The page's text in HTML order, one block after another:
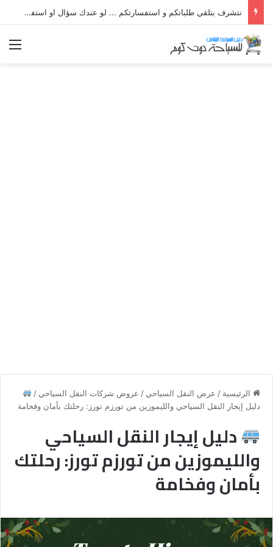
نتشرف بتلقي طلباتكم و استفسارتكم ... لو عندك سؤال او استفسار ماتدرددش فى طلب المساعدة
الرئيسية / عرض النقل السياحي / عروض شركات النقل السياحي /
دليل إيجار النقل السياحي والليموزين من تورزم تورز: رحلتك بأمان وفخامة
دليل إيجار النقل السياحي
والليموزين من تورزم تورز: رحلتك
بأمان وفخامة